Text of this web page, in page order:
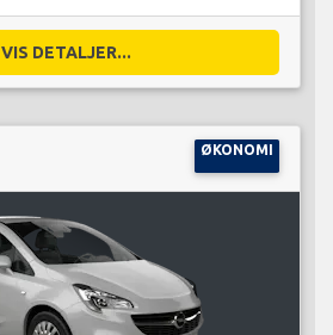
VIS DETALJER...
ØKONOMI